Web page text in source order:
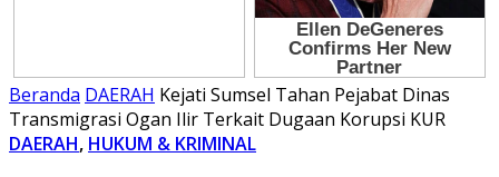
Beranda DAERAH Kejati Sumsel Tahan Pejabat Dinas
Transmigrasi Ogan Ilir Terkait Dugaan Korupsi KUR
DAERAH, HUKUM & KRIMINAL